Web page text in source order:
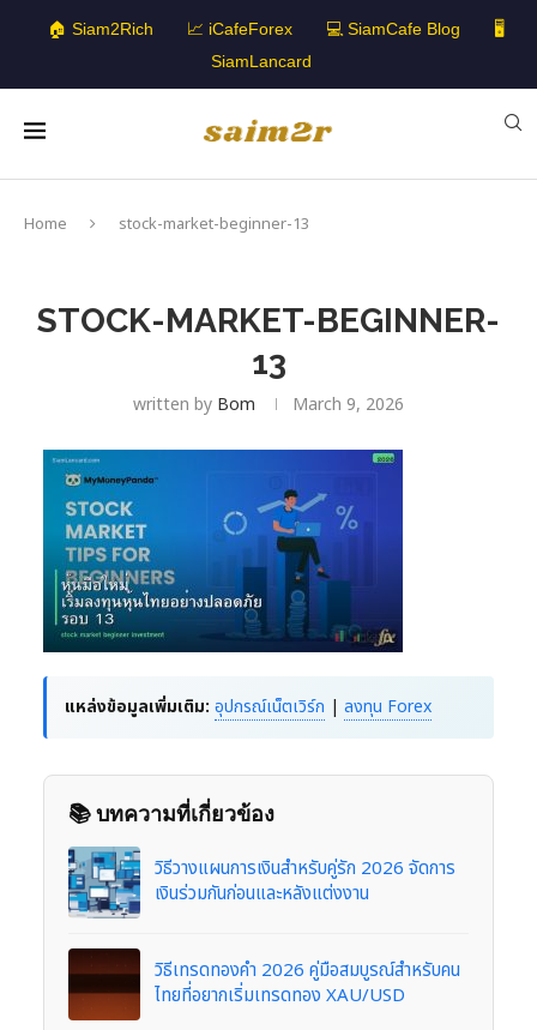
🏠 Siam2Rich 📈 iCafeForex 💻 SiamCafe Blog
🖥️
SiamLancard
Home stock-market-beginner-13
STOCK-MARKET-BEGINNER-
13
written by Bom March 9, 2026
แหล่งข้อมูลเพิ่มเติม: อุปกรณ์เน็ตเวิร์ก | ลงทุน Forex
📚 บทความที่เกี่ยวข้อง
วิธีวางแผนการเงินสำหรับคู่รัก 2026 จัดการ
เงินร่วมกันก่อนและหลังแต่งงาน
วิธีเทรดทองคำ 2026 คู่มือสมบูรณ์สำหรับคน
ไทยที่อยากเริ่มเทรดทอง XAU/USD